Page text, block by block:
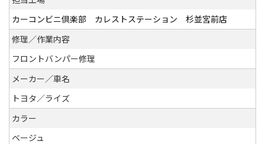
カーコンビニ倶楽部 カレストステーション 杉並宮前店
修理／作業内容
フロントバンパー修理
メーカー／車名
トヨタ／ライズ
カラー
ベージュ